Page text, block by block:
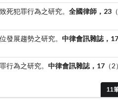
11
死犯罪行為之研究。 全國律師，23
發展趨勢之研究。 中律會訊雜誌，17
行為之研究。 中律會訊雜誌，17 （